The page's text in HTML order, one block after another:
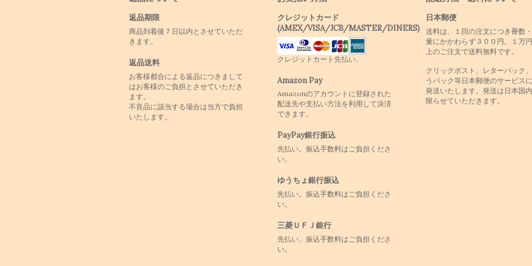
返品期限
商品到着後７日以内とさせていただ
きます。
返品送料
お客様都合による返品につきまして
はお客様のご負担とさせていただき
ます。
不良品に該当する場合は当方で負担
いたします。
クレジットカード
(AMEX/VISA/JCB/MASTER/DINERS)
クレジットカート先払い。
Amazon Pay
Amazonのアカウントに登録された
配送先や支払い方法を利用して決済
できます。
PayPay銀行振込
先払い。振込手数料はご負担くださ
い。
ゆうちょ銀行振込
先払い。振込手数料はご負担くださ
い。
三菱ＵＦＪ銀行
先払い。振込手数料はご負担くださ
い。
日本郵便
送料は、１回の注文につき冊数
量にかかわらず３００円。１万
上のご注文で送料無料です。
クリックポスト、レターパック
うパック等日本郵便のサービス
発送いたします。発送は日本国
限らせていただきます。